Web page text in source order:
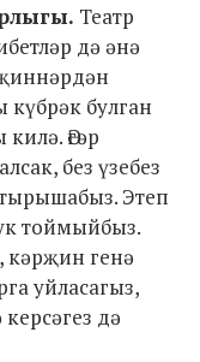
Театр
дә әнә
күбрәк булган
Әгәр
без үзебез
Этеп
тоймыйбыз.
кәрҗин генә
уйласагыз,
дә